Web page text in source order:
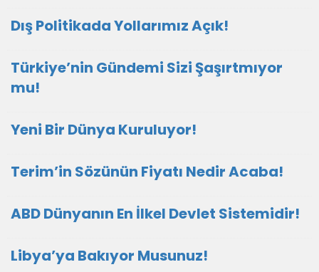
Dış Politikada Yollarımız Açık!
Türkiye’nin Gündemi Sizi Şaşırtmıyor
mu!
Yeni Bir Dünya Kuruluyor!
Terim’in Sözünün Fiyatı Nedir Acaba!
ABD Dünyanın En İlkel Devlet Sistemidir!
Libya’ya Bakıyor Musunuz!